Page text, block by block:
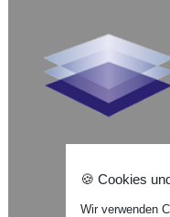
🍪 Cookies
Wir verwenden